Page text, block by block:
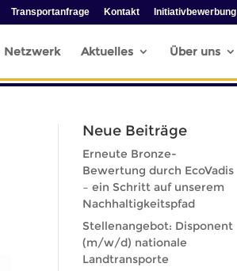
Transportanfrage Kontakt Initiativbewerbung
Netzwerk Aktuelles Über uns
Neue Beiträge
Erneute Bronze-
Bewertung durch EcoVadis
– ein Schritt auf unserem
Nachhaltigkeitspfad
Stellenangebot: Disponent
(m/w/d) nationale
Landtransporte